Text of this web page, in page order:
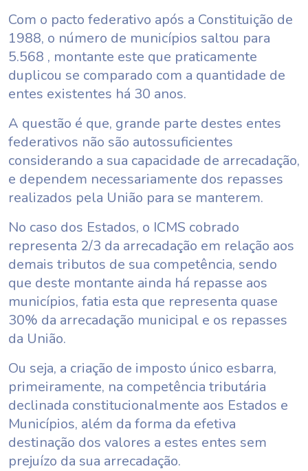
Com o pacto federativo após a Constituição de
1988, o número de municípios saltou para
5.568 , montante este que praticamente
duplicou se comparado com a quantidade de
entes existentes há 30 anos.
A questão é que, grande parte destes entes
federativos não são autossuficientes
considerando a sua capacidade de arrecadação,
e dependem necessariamente dos repasses
realizados pela União para se manterem.
No caso dos Estados, o ICMS cobrado
representa 2/3 da arrecadação em relação aos
demais tributos de sua competência, sendo
que deste montante ainda há repasse aos
municípios, fatia esta que representa quase
30% da arrecadação municipal e os repasses
da União.
Ou seja, a criação de imposto único esbarra,
primeiramente, na competência tributária
declinada constitucionalmente aos Estados e
Municípios, além da forma da efetiva
destinação dos valores a estes entes sem
prejuízo da sua arrecadação.